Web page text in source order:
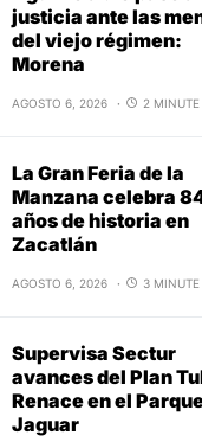
justicia ante las
del viejo régimen:
Morena
AGOSTO 6, 2026 2 MINUTE
La Gran Feria de la
Manzana celebra
años de historia en
Zacatlán
AGOSTO 6, 2026 3 MINUTE
Supervisa Sectur
avances del Plan
Renace en el
Jaguar